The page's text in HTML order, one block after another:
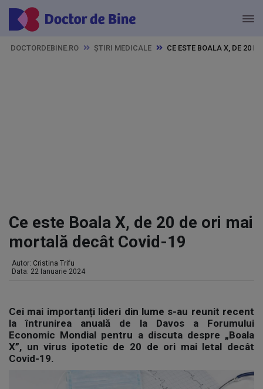
DOCTORDEBINE.RO ȘTIRI MEDICALE CE ESTE BOALA X, DE 20
Ce este Boala X, de 20 de ori mai
mortală decât Covid-19
Autor: Cristina Trifu
Data: 22 Ianuarie 2024
Cei mai importanți lideri din lume s-au reunit recent
la întrunirea anuală de la Davos a Forumului
Economic Mondial pentru a discuta despre „Boala
X”, un virus ipotetic de 20 de ori mai letal decât
Covid-19.